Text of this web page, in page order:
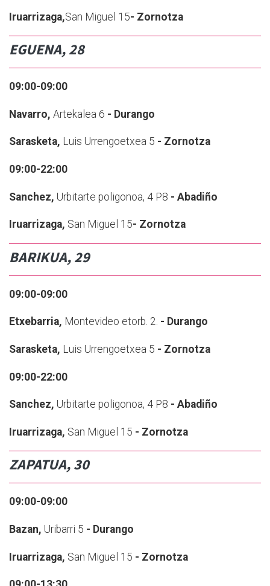
Iruarrizaga,San Miguel 15- Zornotza
EGUENA, 28
09:00-09:00
Navarro, Artekalea 6 - Durango
Sarasketa, Luis Urrengoetxea 5 - Zornotza
09:00-22:00
Sanchez, Urbitarte poligonoa, 4 P8 - Abadiño
Iruarrizaga, San Miguel 15- Zornotza
BARIKUA, 29
09:00-09:00
Etxebarria, Montevideo etorb. 2. - Durango
Sarasketa, Luis Urrengoetxea 5 - Zornotza
09:00-22:00
Sanchez, Urbitarte poligonoa, 4 P8 - Abadiño
Iruarrizaga, San Miguel 15 - Zornotza
ZAPATUA, 30
09:00-09:00
Bazan, Uribarri 5 - Durango
Iruarrizaga, San Miguel 15 - Zornotza